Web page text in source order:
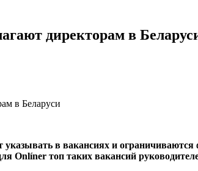
директорам в
в вакансиях и
Onlíner топ таких вакансий